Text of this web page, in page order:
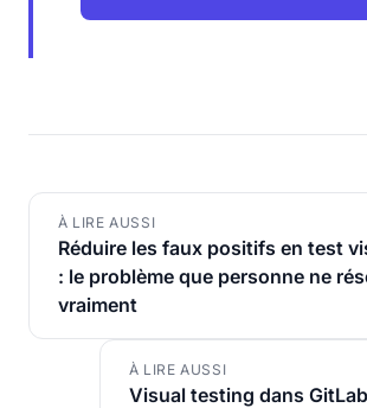
À LIRE AUSSI
Réduire les faux positifs en test
: le problème que personne ne
vraiment
À LIRE AUSSI
Visual testing dans